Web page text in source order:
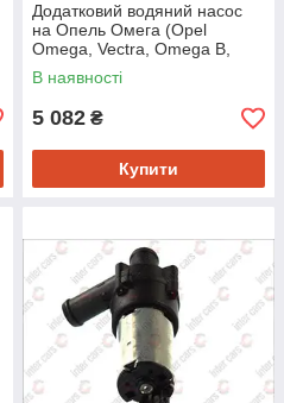
Додатковий водяний насос
на Опель Омега (Opel
Omega, Vectra, Omega B,
Vectra B) Bosch 0392020034
В наявності
5 082 ₴
Купити